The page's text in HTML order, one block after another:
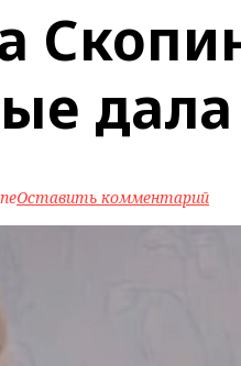
Оставить комментарий